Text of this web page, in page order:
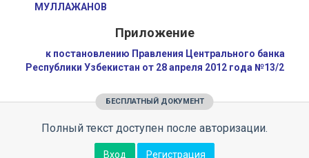
МУЛЛАЖАНОВ
Приложение
к постановлению Правления Центрального банка
Республики Узбекистан от 28 апреля 2012 года №13/2
БЕСПЛАТНЫЙ ДОКУМЕНТ
Полный текст доступен после авторизации.
Вход Регистрация